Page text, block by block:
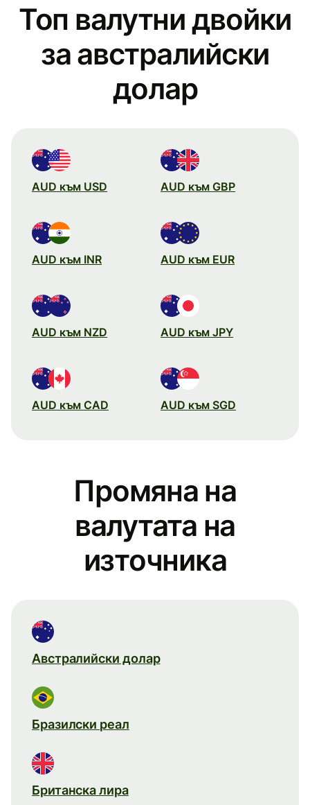
Топ валутни двойки
за австралийски
долар
AUD към USD AUD към GBP
AUD към INR AUD към EUR
AUD към NZD AUD към JPY
AUD към CAD AUD към SGD
Промяна на
валутата на
източника
Австралийски долар
Бразилски реал
Британска лира